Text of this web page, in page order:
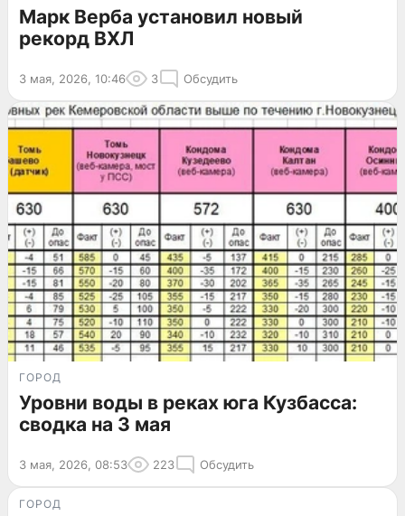
Марк Верба установил новый
рекорд ВХЛ
3 мая, 2026, 10:46 3 Обсудить
ГОРОД
Уровни воды в реках юга Кузбасса:
сводка на 3 мая
3 мая, 2026, 08:53 223 Обсудить
ГОРОД